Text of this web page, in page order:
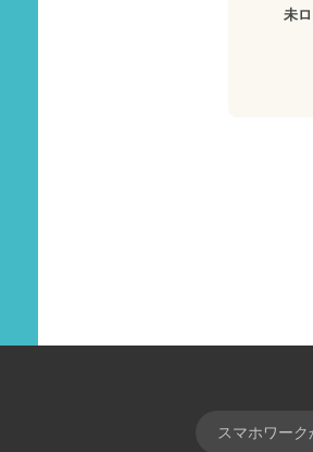
未
スマホワー